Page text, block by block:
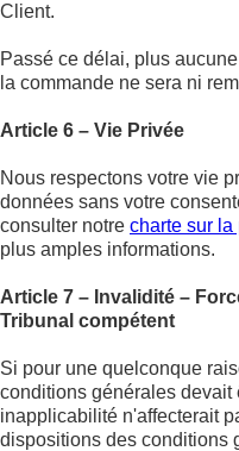
Client.
Passé ce délai, plus
la commande ne sera ni
Article 6 – Vie Privée
Nous respectons votre vie
données sans votre
consulter notre charte sur
plus amples informations.
Article 7 – Invalidité –
Tribunal compétent
Si pour une quelconque
conditions générales
inapplicabilité n'affecterait
dispositions des conditions